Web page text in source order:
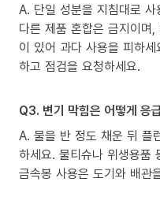
A. 단일 성분을 지침대로
다른 제품 혼합은 금지이며
이 있어 과다 사용을 피하
하고 점검을 요청하세요.
Q3. 변기 막힘은 어떻게 응
A. 물을 반 정도 채운 뒤 플
하세요. 물티슈나 위생용품
금속봉 사용은 도기와 배관